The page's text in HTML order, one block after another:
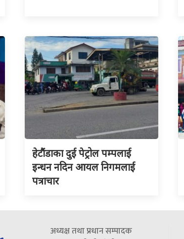
हेटौंडाका दुई पेट्रोल पम्पलाई
इन्धन नदिन आयल निगमलाई
पत्राचार
अध्यक्ष तथा प्रधान सम्पादक